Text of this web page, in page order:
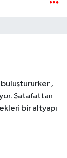
Şatafattan
bir altyapı